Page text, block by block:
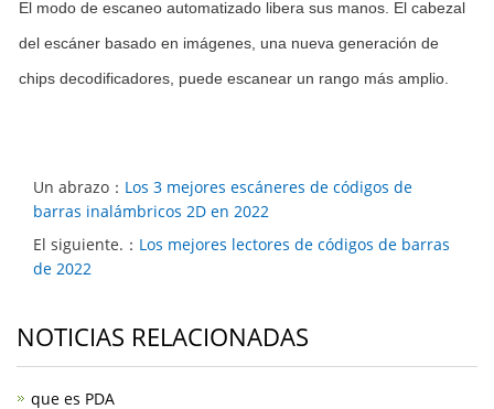
El modo de escaneo automatizado libera sus manos. El cabezal
del escáner basado en imágenes, una nueva generación de
chips decodificadores, puede escanear un rango más amplio.
Un abrazo： Los 3 mejores escáneres de códigos de
barras inalámbricos 2D en 2022
El siguiente.： Los mejores lectores de códigos de barras
de 2022
NOTICIAS RELACIONADAS
que es PDA